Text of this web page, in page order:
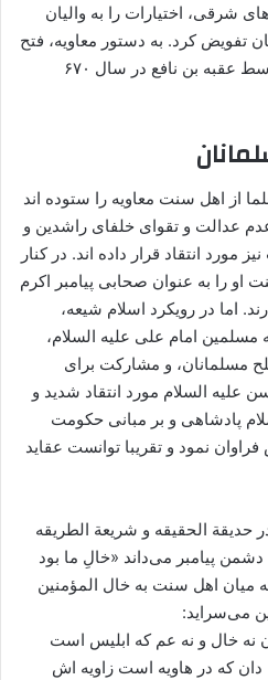
شرقی، اختیارات را به والیان
تفویض کرد. به دستور معاویه، فتح
افریقیه (مرکز شمال آفریقا) توسط عقبه بن نافع در سال ۶۷۰
از اهل سنت معاویه را ستوده ‌اند
عدم عدالت و تقوای خلفای راشدین و
انتقاد قرار داده اند. در کنار
او را به عنوان صحابی پیامبر اکرم
اما در رویکرد اسلام شیعه،
مسلمین امام علی علیه السلام،
مسلمانان، و مشارکت برای
السلام مورد انتقاد شدید و
پادشاهی و بر مبانی حکومت
نمود و تقریبا توانست عقاید
الحقیقه و شریعة الطریقه
دشمن پیامبر می‌داند «خالِ ما بود
اهل سنت به خال المؤمنین
می‌سراید:
نه خال و نه عم که ابلیس است
که در هاویه‌ است زاویه ‌اش